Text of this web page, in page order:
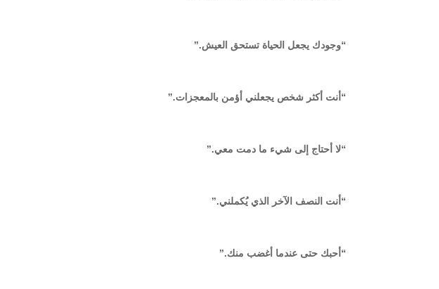
“وجودك يجعل الحياة تستحق العيش.”
“أنت أكثر شخص يجعلني أؤمن بالمعجزات.”
“لا أحتاج إلى شيء ما دمت معي.”
“أنت النصف الآخر الذي يُكملني.”
“أحبك حتى عندما أغضب منك.”